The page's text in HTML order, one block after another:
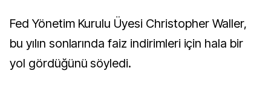
Fed Yönetim Kurulu Üyesi Christopher Waller,
bu yılın sonlarında faiz indirimleri için hala bir
yol gördüğünü söyledi.